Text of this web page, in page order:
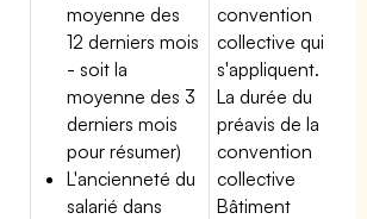
moyenne des
12 derniers mois
- soit la
moyenne des 3
derniers mois
pour résumer)
L'ancienneté du
salarié dans
convention
collective qui
s'appliquent.
La durée du
préavis de la
convention
collective
Bâtiment